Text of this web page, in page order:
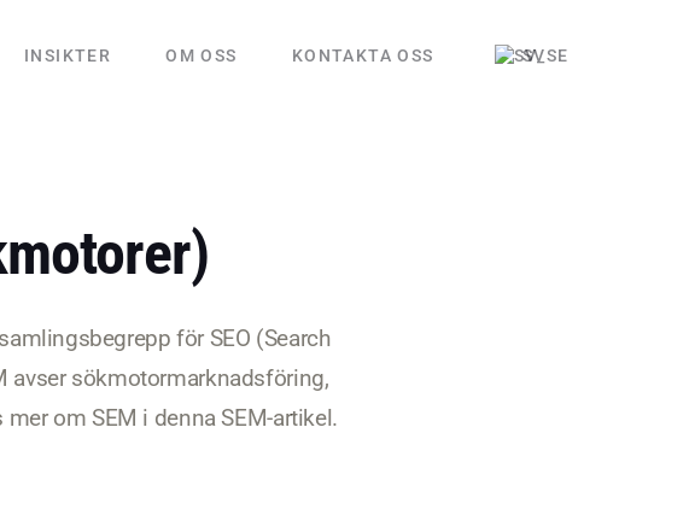
INSIKTER OM OSS KONTAKTA OSS SV
för SEO (Search
avser sökmotormarknadsföring,
om SEM i denna SEM-artikel.